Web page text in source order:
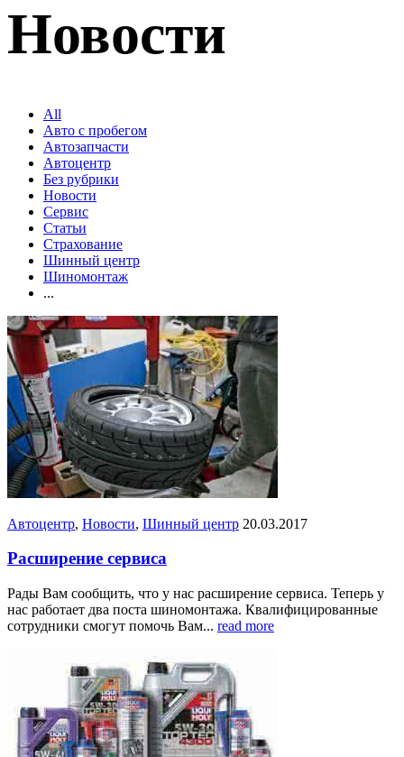
Новости
All
Авто с пробегом
Автозапчасти
Автоцентр
Без рубрики
Новости
Сервис
Статьи
Страхование
Шинный центр
Шиномонтаж
...
Автоцентр, Новости, Шинный центр 20.03.2017
Расширение сервиса
Рады Вам сообщить, что у нас расширение сервиса. Теперь у
нас работает два поста шиномонтажа. Квалифицированные
сотрудники смогут помочь Вам... read more